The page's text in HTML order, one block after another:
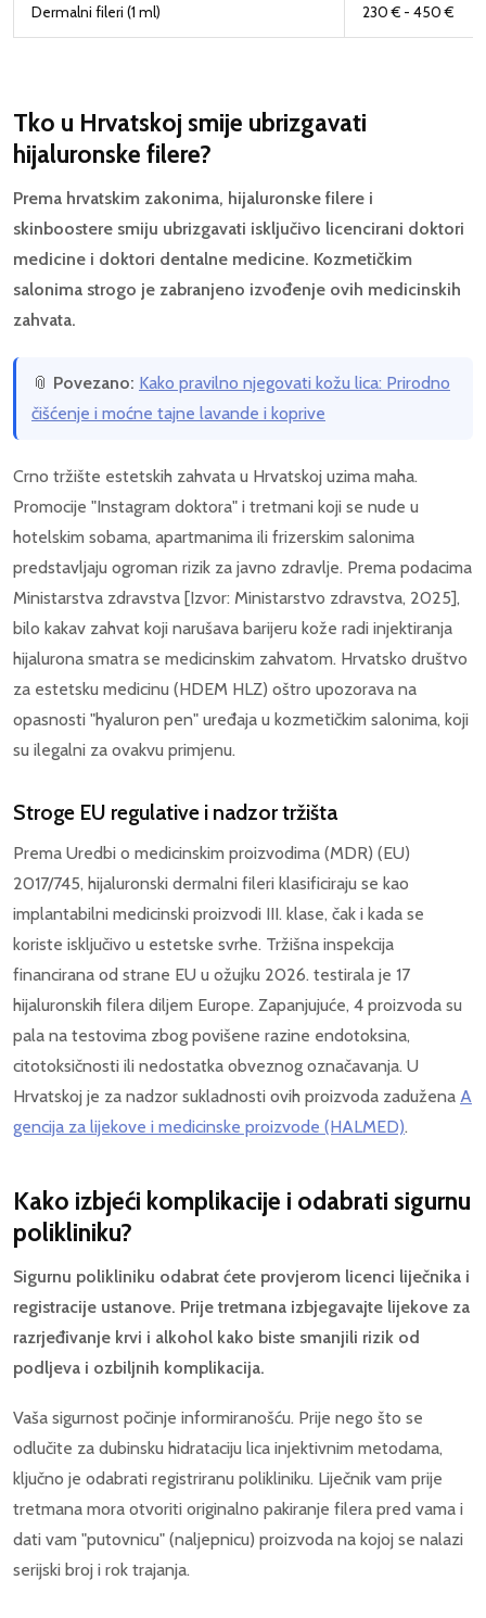
Dermalni fileri (1 ml) 230 € - 450 €
Tko u Hrvatskoj smije ubrizgavati
hijaluronske filere?
Prema hrvatskim zakonima, hijaluronske filere i
skinboostere smiju ubrizgavati isključivo licencirani doktori
medicine i doktori dentalne medicine. Kozmetičkim
salonima strogo je zabranjeno izvođenje ovih medicinskih
zahvata.
📎 Povezano: Kako pravilno njegovati kožu lica: Prirodno
čišćenje i moćne tajne lavande i koprive
Crno tržište estetskih zahvata u Hrvatskoj uzima maha.
Promocije "Instagram doktora" i tretmani koji se nude u
hotelskim sobama, apartmanima ili frizerskim salonima
predstavljaju ogroman rizik za javno zdravlje. Prema podacima
Ministarstva zdravstva [Izvor: Ministarstvo zdravstva, 2025],
bilo kakav zahvat koji narušava barijeru kože radi injektiranja
hijalurona smatra se medicinskim zahvatom. Hrvatsko društvo
za estetsku medicinu (HDEM HLZ) oštro upozorava na
opasnosti "hyaluron pen" uređaja u kozmetičkim salonima, koji
su ilegalni za ovakvu primjenu.
Stroge EU regulative i nadzor tržišta
Prema Uredbi o medicinskim proizvodima (MDR) (EU)
2017/745, hijaluronski dermalni fileri klasificiraju se kao
implantabilni medicinski proizvodi III. klase, čak i kada se
koriste isključivo u estetske svrhe. Tržišna inspekcija
financirana od strane EU u ožujku 2026. testirala je 17
hijaluronskih filera diljem Europe. Zapanjujuće, 4 proizvoda su
pala na testovima zbog povišene razine endotoksina,
citotoksičnosti ili nedostatka obveznog označavanja. U
Hrvatskoj je za nadzor sukladnosti ovih proizvoda zadužena A
gencija za lijekove i medicinske proizvode (HALMED).
Kako izbjeći komplikacije i odabrati sigurnu
polikliniku?
Sigurnu polikliniku odabrat ćete provjerom licenci liječnika i
registracije ustanove. Prije tretmana izbjegavajte lijekove za
razrjeđivanje krvi i alkohol kako biste smanjili rizik od
podljeva i ozbiljnih komplikacija.
Vaša sigurnost počinje informiranošću. Prije nego što se
odlučite za dubinsku hidrataciju lica injektivnim metodama,
ključno je odabrati registriranu polikliniku. Liječnik vam prije
tretmana mora otvoriti originalno pakiranje filera pred vama i
dati vam "putovnicu" (naljepnicu) proizvoda na kojoj se nalazi
serijski broj i rok trajanja.